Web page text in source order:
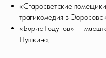
«Старосветские
трагикомедия в
«Борис Годунов» —
Пушкина.